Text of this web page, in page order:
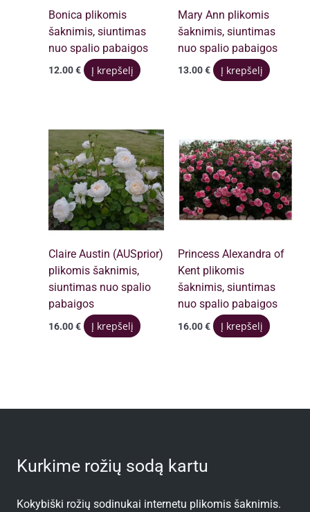
Bonica plikomis
šaknimis, siuntimas
nuo spalio pabaigos
12.00€ Į krepšelį
Mary Ann plikomis
šaknimis, siuntimas
nuo spalio pabaigos
13.00€ Į krepšelį
Claire Austin (AUSprior)
plikomis šaknimis,
siuntimas nuo spalio
pabaigos
16.00€ Į krepšelį
Princess Alexandra of
Kent plikomis
šaknimis, siuntimas
nuo spalio pabaigos
16.00€ Į krepšelį
Kurkime rožių sodą kartu
Kokybiški rožių sodinukai internetu plikomis šaknimis.